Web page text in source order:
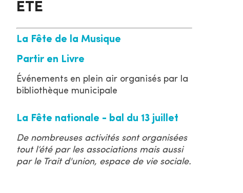
ETE
La Fête de la Musique
Partir en Livre
Événements en plein air organisés par la
bibliothèque municipale
La Fête nationale - bal du 13 juillet
De nombreuses activités sont organisées
tout l’été par les associations mais aussi
par le Trait d'union, espace de vie sociale.